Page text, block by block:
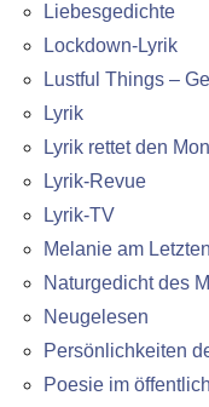
Liebesgedichte
Lockdown-Lyrik
Lustful Things –
Lyrik
Lyrik rettet den
Lyrik-Revue
Lyrik-TV
Melanie am Letzten
Naturgedicht des
Neugelesen
Persönlichkeiten
Poesie im